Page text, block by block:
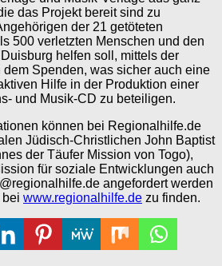
das Projekt bereit sind zu
der 21 getöteten
500 verletzten Menschen und den
helfen soll, mittels der
Spenden, was sicher auch eine
Hilfe in der Produktion einer
und Musik-CD zu beteiligen.
können bei Regionalhilfe.de
Jüdisch-Christlichen John Baptist
der Täufer Mission von Togo),
für soziale Entwicklungen auch
angefordert werden
www.regionalhilfe.de zu finden.